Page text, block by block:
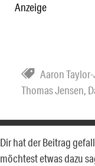
Anzeige
Aaron
Thomas Jensen,
Dir hat der Beitrag
möchtest etwas dazu